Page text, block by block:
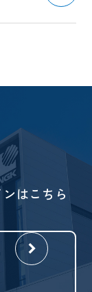
はこちら